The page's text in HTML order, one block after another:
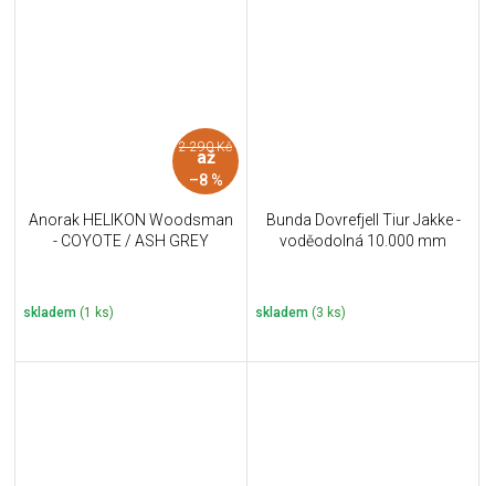
2 290 Kč
až
–8 %
Anorak HELIKON Woodsman
- COYOTE / ASH GREY
skladem (1 ks)
Bunda Dovrefjell Tiur Jakke -
voděodolná 10.000 mm
skladem (3 ks)